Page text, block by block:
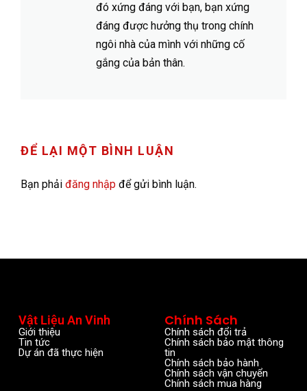
đó xứng đáng với bạn, bạn xứng
đáng được hưởng thụ trong chính
ngôi nhà của mình với những cố
gắng của bản thân.
ĐỂ LẠI MỘT BÌNH LUẬN
Bạn phải đăng nhập để gửi bình luận.
Vật Liệu An Vinh
Giới thiệu
Tin tức
Dự án đã thực hiện
Chính Sách
Chính sách đổi trả
Chính sách bảo mật thông
tin
Chính sách bảo hành
Chính sách vận chuyển
Chính sách mua hàng